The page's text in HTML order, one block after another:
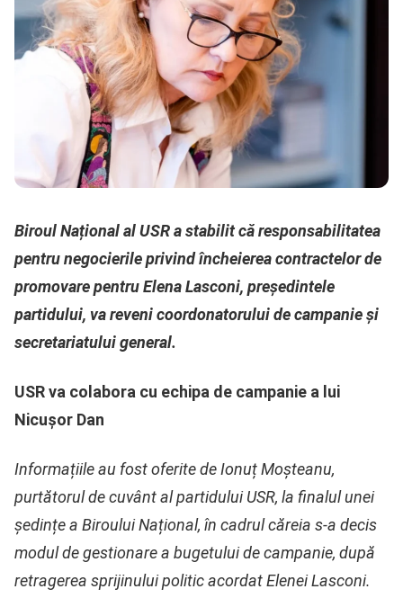
Biroul Național al USR a stabilit că responsabilitatea
pentru negocierile privind încheierea contractelor de
promovare pentru Elena Lasconi, președintele
partidului, va reveni coordonatorului de campanie și
secretariatului general.
USR va colabora cu echipa de campanie a lui
Nicușor Dan
Informațiile au fost oferite de Ionuț Moșteanu,
purtătorul de cuvânt al partidului USR, la finalul unei
ședințe a Biroului Național, în cadrul căreia s-a decis
modul de gestionare a bugetului de campanie, după
retragerea sprijinului politic acordat Elenei Lasconi.